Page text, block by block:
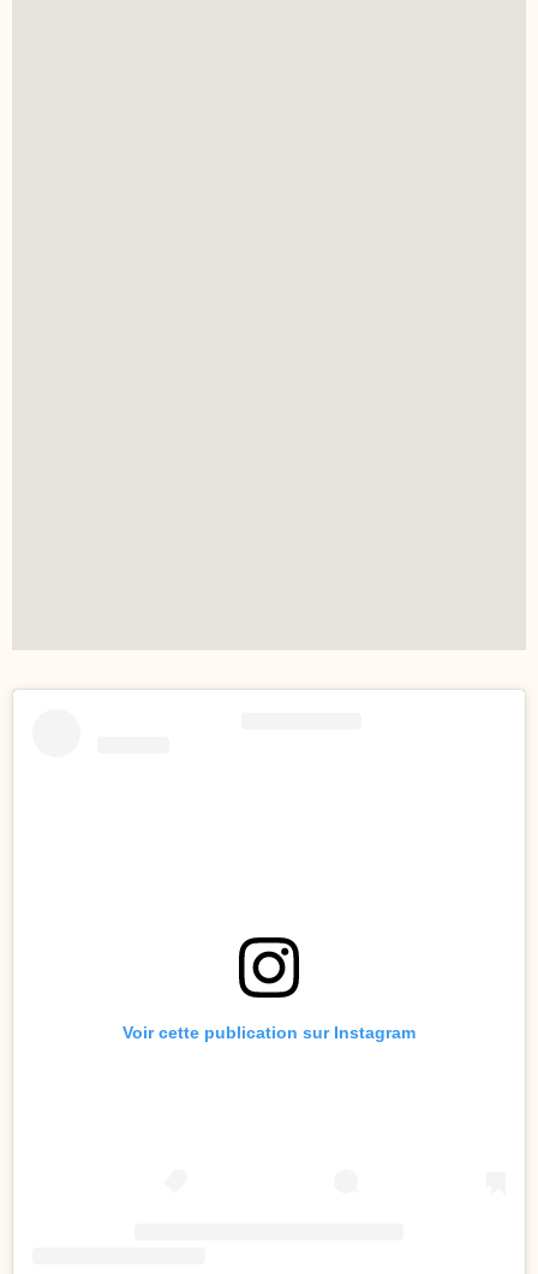
Voir cette publication sur Instagram